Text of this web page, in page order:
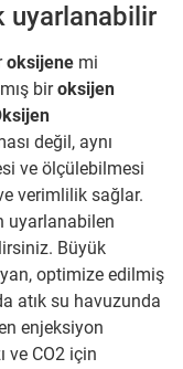
uyarlanabilir
oksijene mi
biroksijen
değil, aynı
ve ölçülebilmesi
verimlilik sağlar.
uyarlanabilen
Büyük
optimize edilmiş
atık su havuzunda
enjeksiyon
ve CO2 için